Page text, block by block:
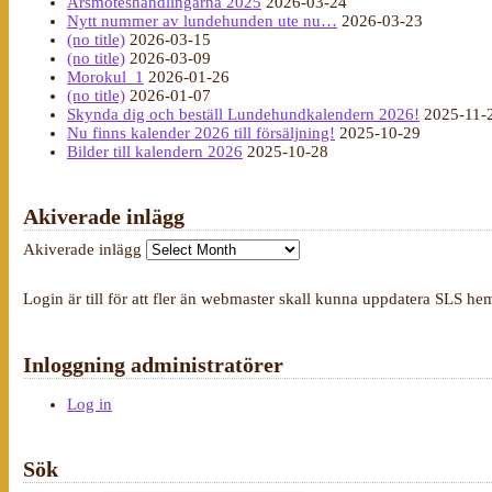
Nytt nummer av lundehunden ute nu… 2026-03-23
(no title) 2026-03-15
(no title) 2026-03-09
Morokul_1 2026-01-26
(no title) 2026-01-07
Skynda dig och beställ Lundehundkalendern 2026! 2025-11-
Nu finns kalender 2026 till försäljning! 2025-10-29
Bilder till kalendern 2026 2025-10-28
Akiverade inlägg
Akiverade inlägg
Login är till för att fler än webmaster skall kunna uppdatera SLS
Inloggning administratörer
Log in
Sök